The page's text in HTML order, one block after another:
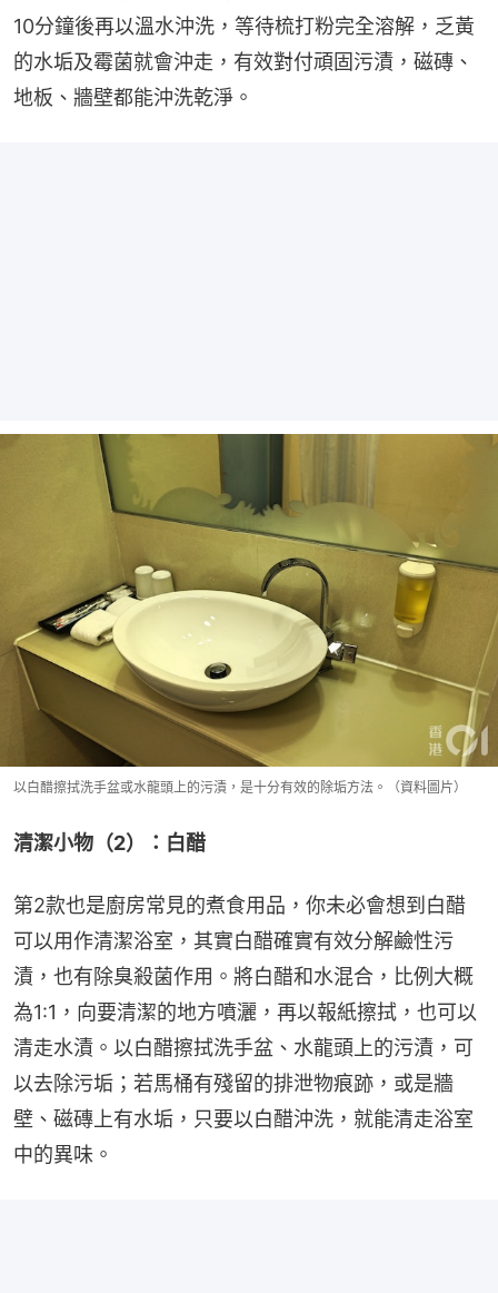
10分鐘後再以溫水沖洗，等待梳打粉完全溶解，乏黃
的水垢及霉菌就會沖走，有效對付頑固污漬，磁磚、
地板、牆壁都能沖洗乾淨。
以白醋擦拭洗手盆或水龍頭上的污漬，是十分有效的除垢方法。（資料圖片）
清潔小物（2）：白醋
第2款也是廚房常見的煮食用品，你未必會想到白醋
可以用作清潔浴室，其實白醋確實有效分解鹼性污
漬，也有除臭殺菌作用。將白醋和水混合，比例大概
為1:1，向要清潔的地方噴灑，再以報紙擦拭，也可以
清走水漬。以白醋擦拭洗手盆、水龍頭上的污漬，可
以去除污垢；若馬桶有殘留的排泄物痕跡，或是牆
壁、磁磚上有水垢，只要以白醋沖洗，就能清走浴室
中的異味。